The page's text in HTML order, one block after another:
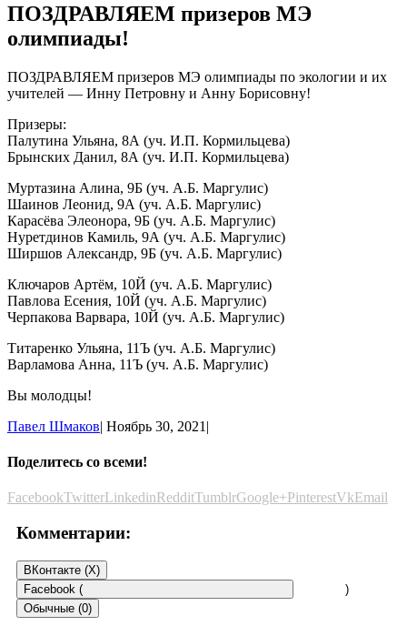
ПОЗДРАВЛЯЕМ призеров МЭ
олимпиады!
ПОЗДРАВЛЯЕМ призеров МЭ олимпиады по экологии и их
учителей — Инну Петровну и Анну Борисовну!
Призеры:
Палутина Ульяна, 8А (уч. И.П. Кормильцева)
Брынских Данил, 8А (уч. И.П. Кормильцева)
Муртазина Алина, 9Б (уч. А.Б. Маргулис)
Шаинов Леонид, 9А (уч. А.Б. Маргулис)
Карасёва Элеонора, 9Б (уч. А.Б. Маргулис)
Нуретдинов Камиль, 9А (уч. А.Б. Маргулис)
Ширшов Александр, 9Б (уч. А.Б. Маргулис)
Ключаров Артём, 10Й (уч. А.Б. Маргулис)
Павлова Есения, 10Й (уч. А.Б. Маргулис)
Черпакова Варвара, 10Й (уч. А.Б. Маргулис)
Титаренко Ульяна, 11Ъ (уч. А.Б. Маргулис)
Варламова Анна, 11Ъ (уч. А.Б. Маргулис)
Вы молодцы!
Павел Шмаков| Ноябрь 30, 2021 |
Поделитесь со всеми!
FacebookTwitterLinkedinRedditTumblrGoogle+PinterestVkEmail
Комментарии:
ВКонтакте (X)
Facebook (
)
Обычные (0)